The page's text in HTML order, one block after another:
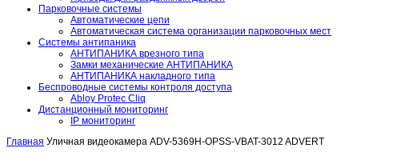
Парковочные системы
Автоматические цепи
Автоматическая система организации парковочных мест
Системы антипаника
АНТИПАНИКА врезного типа
Замки механические АНТИПАНИКА
АНТИПАНИКА накладного типа
Беспроводные системы контроля доступа
Abloy Protec Cliq
Дистанционный мониторинг
IP мониторинг
Главная Уличная видеокамера ADV-5369H-OPSS-VBAT-3012 ADVERT